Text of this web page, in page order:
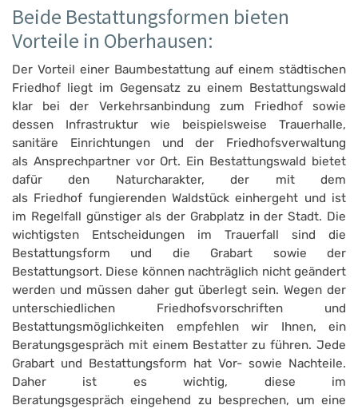
Beide Bestattungsformen bieten
Vorteile in Oberhausen:
Der Vorteil einer Baumbestattung auf einem städtischen
Friedhof liegt im Gegensatz zu einem Bestattungswald
klar bei der Verkehrsanbindung zum Friedhof sowie
dessen Infrastruktur wie beispielsweise Trauerhalle,
sanitäre Einrichtungen und der Friedhofsverwaltung
als Ansprechpartner vor Ort. Ein Bestattungswald bietet
dafür den Naturcharakter, der mit dem
als Friedhof fungierenden Waldstück einhergeht und ist
im Regelfall günstiger als der Grabplatz in der Stadt. Die
wichtigsten Entscheidungen im Trauerfall sind die
Bestattungsform und die Grabart sowie der
Bestattungsort. Diese können nachträglich nicht geändert
werden und müssen daher gut überlegt sein. Wegen der
unterschiedlichen Friedhofsvorschriften und
Bestattungsmöglichkeiten empfehlen wir Ihnen, ein
Beratungsgespräch mit einem Bestatter zu führen. Jede
Grabart und Bestattungsform hat Vor- sowie Nachteile.
Daher ist es wichtig, diese im
Beratungsgespräch eingehend zu besprechen, um eine